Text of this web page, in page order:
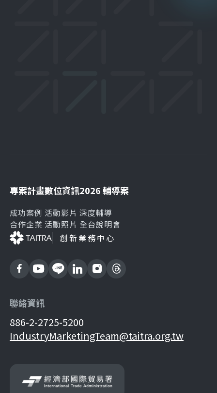
專案計畫
成功案例
合作企業
數位資訊
活動影片
活動照片
2026 輔導案
深度輔導
全台說明會
創新業務中心
聯絡資訊
886-2-2725-5200
IndustryMarketingTeam@taitra.org.tw